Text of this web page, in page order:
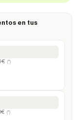
en tus
(*)
(*)